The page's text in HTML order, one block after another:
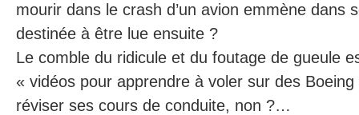
mourir dans le crash d’un avion emmène dans
destinée à être lue ensuite ?
Le comble du ridicule et du foutage de gueule
« vidéos pour apprendre à voler sur des
réviser ses cours de conduite, non ?…